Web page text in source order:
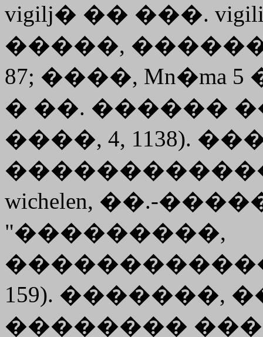
vigilj� �� ���.
�����, ������
87; ����, Mn�ma 5
� ��. ������
����, 4, 1138).
wichelen, ��.-
"���������,
159). �������,
��������